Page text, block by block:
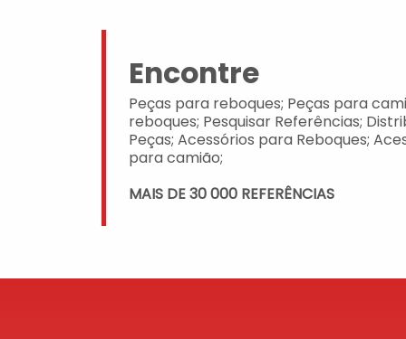
Encontre
Peças para reboques; Peças para
reboques; Pesquisar Referências;
Peças; Acessórios para Reboques;
para camião;
MAIS DE 30 000 REFERÊNCIAS